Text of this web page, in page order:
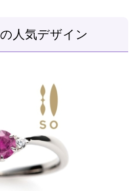
の人気デザイン